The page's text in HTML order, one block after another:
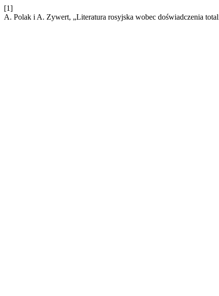
[1]
A. Polak i A. Zywert, „Literatura rosyjska wobec doświadczenia